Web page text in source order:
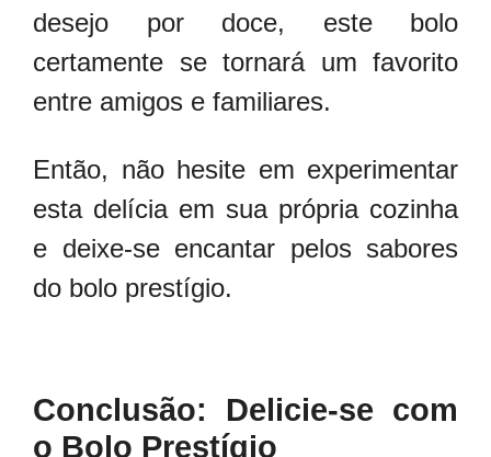
desejo por doce, este bolo
certamente se tornará um favorito
entre amigos e familiares.
Então, não hesite em experimentar
esta delícia em sua própria cozinha
e deixe-se encantar pelos sabores
do bolo prestígio.
Conclusão: Delicie-se com
o Bolo Prestígio